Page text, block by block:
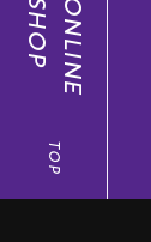
ONLINE
SHOP
TOP